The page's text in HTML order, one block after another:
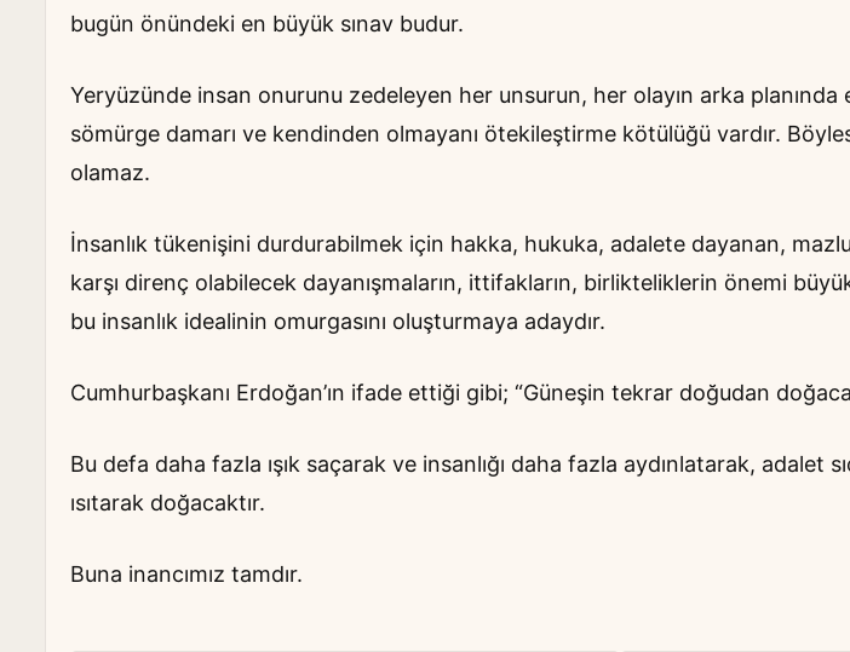
bugün önündeki en büyük sınav budur.
Yeryüzünde insan onurunu zedeleyen her unsurun, her olayın arka
sömürge damarı ve kendinden olmayanı ötekileştirme kötülüğü vardır.
olamaz.
İnsanlık tükenişini durdurabilmek için hakka, hukuka, adalete dayanan,
karşı direnç olabilecek dayanışmaların, ittifakların, birlikteliklerin önemi
bu insanlık idealinin omurgasını oluşturmaya adaydır.
Cumhurbaşkanı Erdoğan’ın ifade ettiği gibi; “Güneşin tekrar doğudan
Bu defa daha fazla ışık saçarak ve insanlığı daha fazla aydınlatarak, adalet
ısıtarak doğacaktır.
Buna inancımız tamdır.